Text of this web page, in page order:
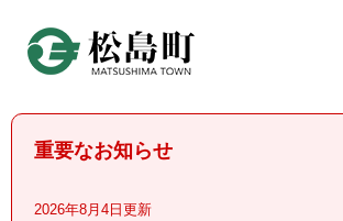
頭
重要なお知らせ
2026年8月4日更新